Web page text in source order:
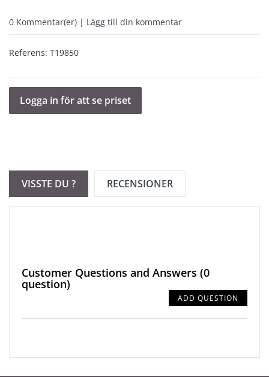
0 Kommentar(er) | Lägg till din kommentar
Referens: T19850
Logga in för att se priset
VISSTE DU ? RECENSIONER
Customer Questions and Answers (0
question)
ADD QUESTION